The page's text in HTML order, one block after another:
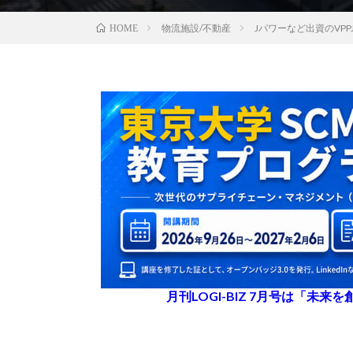
HOME 物流施設/不動産 Jパワーなど出資の
月刊LOGI-BIZ 7月号は「未来を